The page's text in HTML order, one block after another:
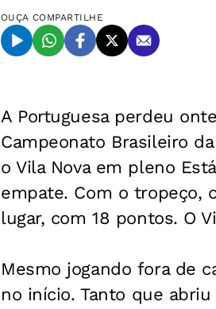
OUÇA COMPARTILHE
A Portuguesa perdeu
Campeonato Brasileiro
o Vila Nova em pleno
empate. Com o tropeço,
lugar, com 18 pontos. O
Mesmo jogando fora de
no início. Tanto que